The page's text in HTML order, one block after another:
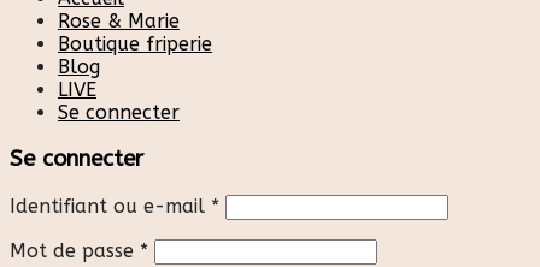
Rose & Marie
Boutique friperie
Blog
LIVE
Se connecter
Se connecter
Identifiant ou e-mail *
Mot de passe *